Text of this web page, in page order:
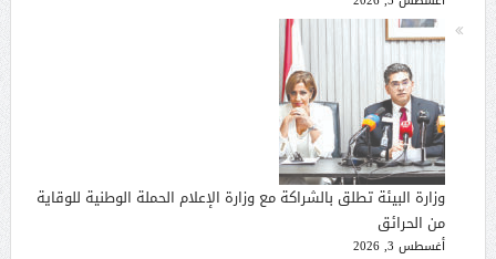
وزارة البيئة تطلق بالشراكة مع وزارة الإعلام الحملة الوطنية للوقاية
من الحرائق
أغسطس 3, 2026